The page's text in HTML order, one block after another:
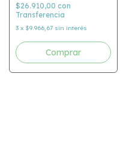
$26.910,00 con
Transferencia
3 x $9.966,67 sin interés